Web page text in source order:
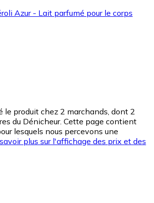
Azur - Lait parfumé pour le corps
le produit chez 2 marchands, dont 2
du Dénicheur. Cette page contient
lesquels nous percevons une
plus sur l'affichage des prix et des